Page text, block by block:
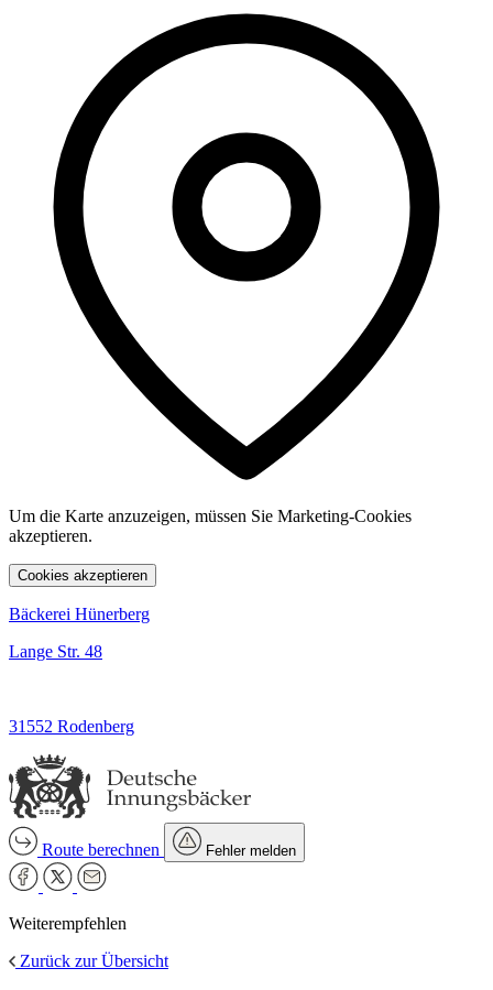
Um die Karte anzuzeigen, müssen Sie Marketing-Cookies
akzeptieren.
Cookies akzeptieren
Bäckerei Hünerberg
Lange Str. 48
31552 Rodenberg
Route berechnen Fehler melden
Weiterempfehlen
Zurück zur Übersicht